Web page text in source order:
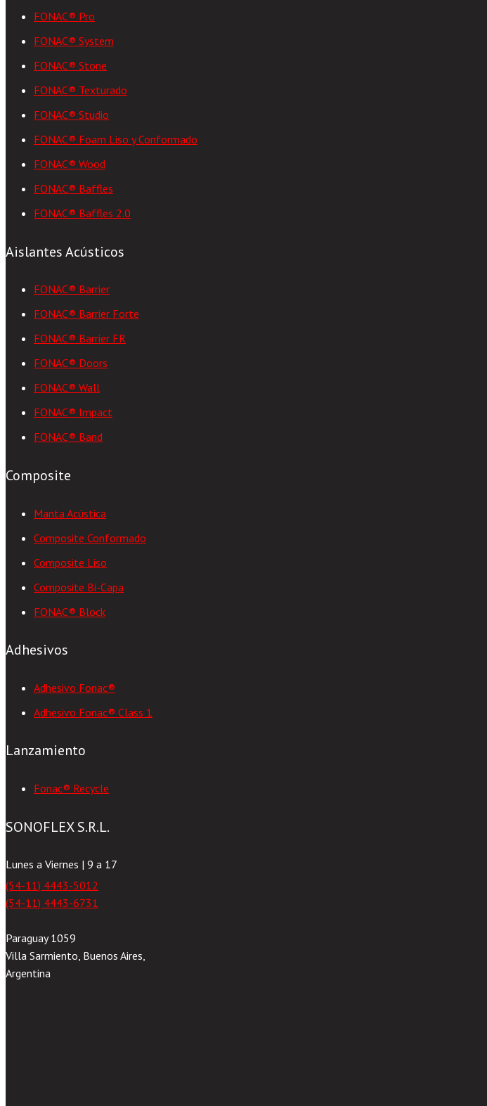
FONAC® Pro
FONAC® System
FONAC® Stone
FONAC® Texturado
FONAC® Studio
FONAC® Foam Liso y Conformado
FONAC® Wood
FONAC® Baffles
FONAC® Baffles 2.0
Aislantes Acústicos
FONAC® Barrier
FONAC® Barrier Forte
FONAC® Barrier FR
FONAC® Doors
FONAC® Wall
FONAC® Impact
FONAC® Band
Composite
Manta Acústica
Composite Conformado
Composite Liso
Composite Bi-Capa
FONAC® Block
Adhesivos
Adhesivo Fonac®
Adhesivo Fonac® Class 1
Lanzamiento
Fonac® Recycle
SONOFLEX S.R.L.
Lunes a Viernes | 9 a 17
(54-11) 4443-5012
(54-11) 4443-6731
Paraguay 1059
Villa Sarmiento, Buenos Aires,
Argentina